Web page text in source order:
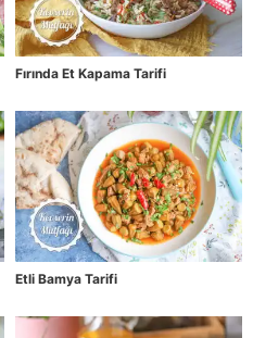
Fırında Et Kapama Tarifi
Etli Bamya Tarifi